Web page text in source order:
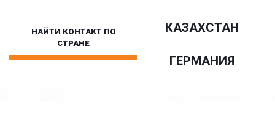
Автостоянки для грузовых автомобилей
Другие услуги
По стране
НАЙТИ КОНТАКТ ПО
СТРАНЕ
КАЗАХСТАН
ГЕРМАНИЯ